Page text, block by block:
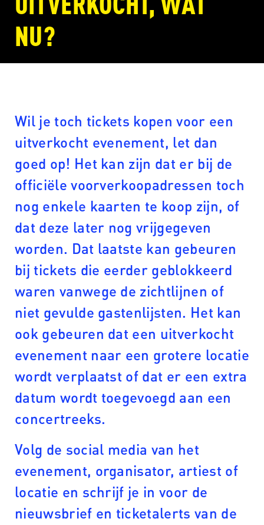
NU?
Wil je toch tickets kopen voor een
uitverkocht evenement, let dan
goed op! Het kan zijn dat er bij de
officiële voorverkoopadressen toch
nog enkele kaarten te koop zijn, of
dat deze later nog vrijgegeven
worden. Dat laatste kan gebeuren
bij tickets die eerder geblokkeerd
waren vanwege de zichtlijnen of
niet gevulde gastenlijsten. Het kan
ook gebeuren dat een uitverkocht
evenement naar een grotere locatie
wordt verplaatst of dat er een extra
datum wordt toegevoegd aan een
concertreeks.
Volg de social media van het
evenement, organisator, artiest of
locatie en schrijf je in voor de
nieuwsbrief en ticketalerts van de